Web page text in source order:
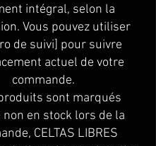
intégral, selon la
Vous pouvez utiliser
de suivi] pour suivre
actuel de votre
commande.
sont marqués
non en stock lors de la
CELTAS LIBRES